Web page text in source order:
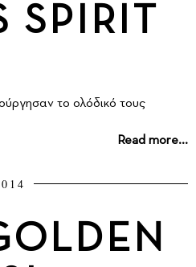
SPIRIT
το ολόδικό τους
Read more...